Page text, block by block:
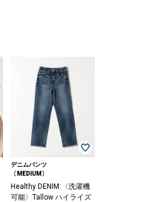
デニムパンツ
〔MEDIUM〕
Healthy DENIM:〈洗濯機
可能〉Tallow ハイライズ